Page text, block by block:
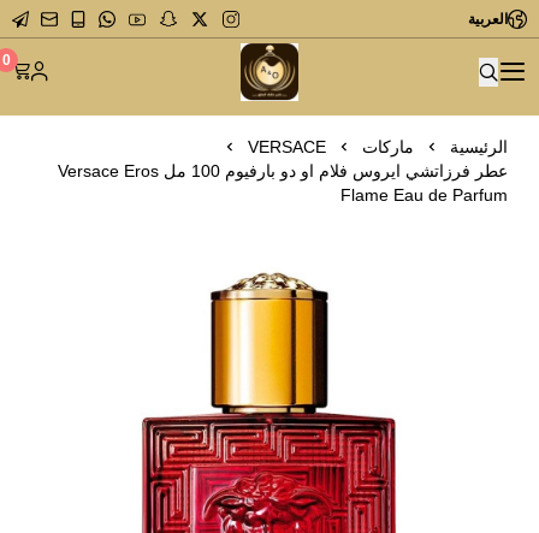
العربية
متجر عاشق العطور 0
الرئيسية ماركات
VERSACE
عطر فرزاتشي ايروس فلام او دو بارفيوم 100 مل Versace Eros
Flame Eau de Parfum